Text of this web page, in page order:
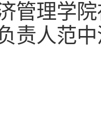
管理学
责人范